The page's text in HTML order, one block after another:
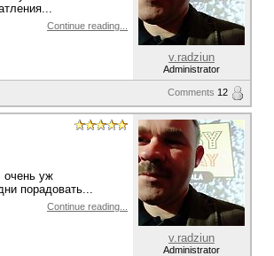
Continue reading...
v.radziun
Administrator
Comments 12
очень уж
порадовать...
Continue reading...
v.radziun
Administrator